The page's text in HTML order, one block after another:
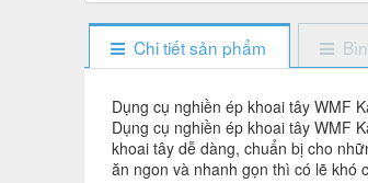
Chi tiết sản phẩm
Dụng cụ nghiền ép khoai tây WMF
Dụng cụ nghiền ép khoai tây WMF
khoai tây dễ dàng, chuẩn bị cho
ăn ngon và nhanh gọn thì có lẽ khó